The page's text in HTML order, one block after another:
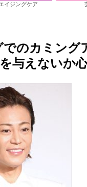
エイジングケア
のカミング
与えないか心